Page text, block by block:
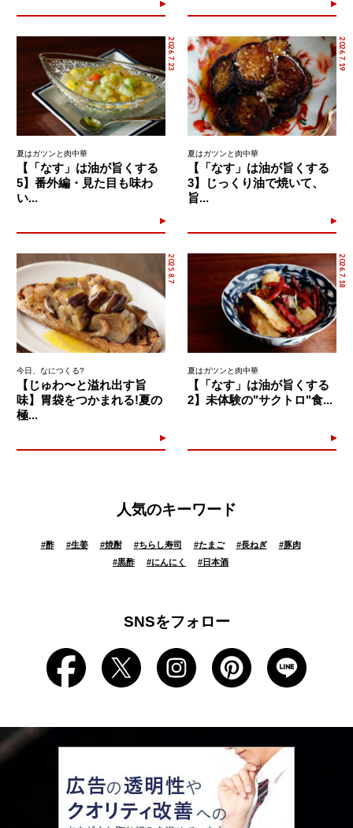
2026.7.23
夏はガツンと肉中華
【「なす」は油が旨くする
5】番外編・見た目も味わ
い...
2026.7.19
夏はガツンと肉中華
【「なす」は油が旨くする
3】じっくり油で焼いて、
旨...
2025.8.7
今日、なにつくる?
【じゅわ〜と溢れ出す旨
味】胃袋をつかまれる!夏の
極...
2026.7.18
夏はガツンと肉中華
【「なす」は油が旨くする
2】未体験の"サクトロ"食...
人気のキーワード
#酢 #生姜 #焼酎 #ちらし寿司 #たまご #長ねぎ #豚肉
#黒酢 #にんにく #日本酒
SNSをフォロー